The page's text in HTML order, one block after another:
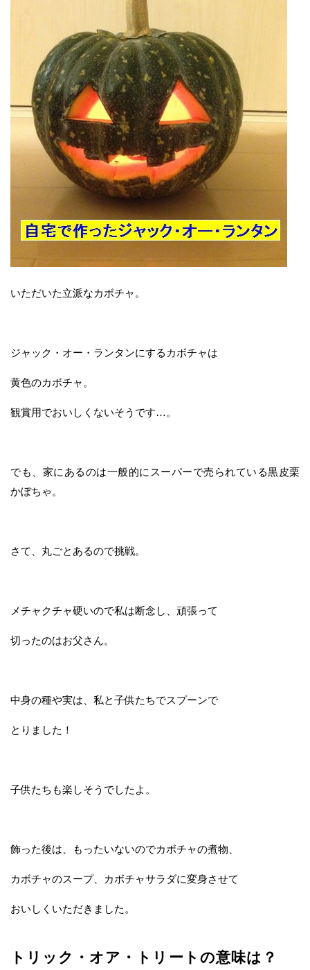
いただいた立派なカボチャ。
ジャック・オー・ランタンにするカボチャは
黄色のカボチャ。
観賞用でおいしくないそうです…。
でも、家にあるのは一般的にスーパーで売られている黒皮栗
かぼちゃ。
さて、丸ごとあるので挑戦。
メチャクチャ硬いので私は断念し、頑張って
切ったのはお父さん。
中身の種や実は、私と子供たちでスプーンで
とりました！
子供たちも楽しそうでしたよ。
飾った後は、もったいないのでカボチャの煮物、
カボチャのスープ、カボチャサラダに変身させて
おいしくいただきました。
トリック・オア・トリートの意味は？